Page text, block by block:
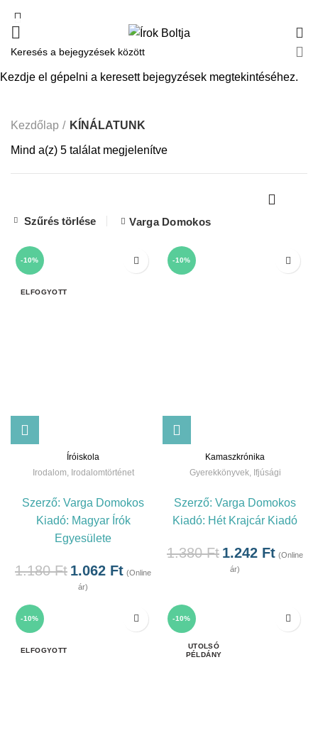
KÍNÁLATUNK
Kezdőlap KÍNÁLATUNK
Mind a(z) 5 találat megjelenítve
Szűrés törlése Varga Domokos
-10%
ELFOGYOTT
Íróiskola
Irodalom Irodalomtörténet
Szerző: Varga Domokos
Kiadó: Magyar Írók
Egyesülete
1.180Ft 1.062 Ft (Online
ár)
-10%
Kamaszkrónika
Gyerekkönyvek, Ifjúsági
Szerző: Varga Domokos
Kiadó: Hét Krajcár Kiadó
1.380Ft 1.242 Ft (Online
ár)
-10%
ELFOGYOTT
-10%
Kezdje el gépelni a keresett bejegyzések megtekintéséhez.